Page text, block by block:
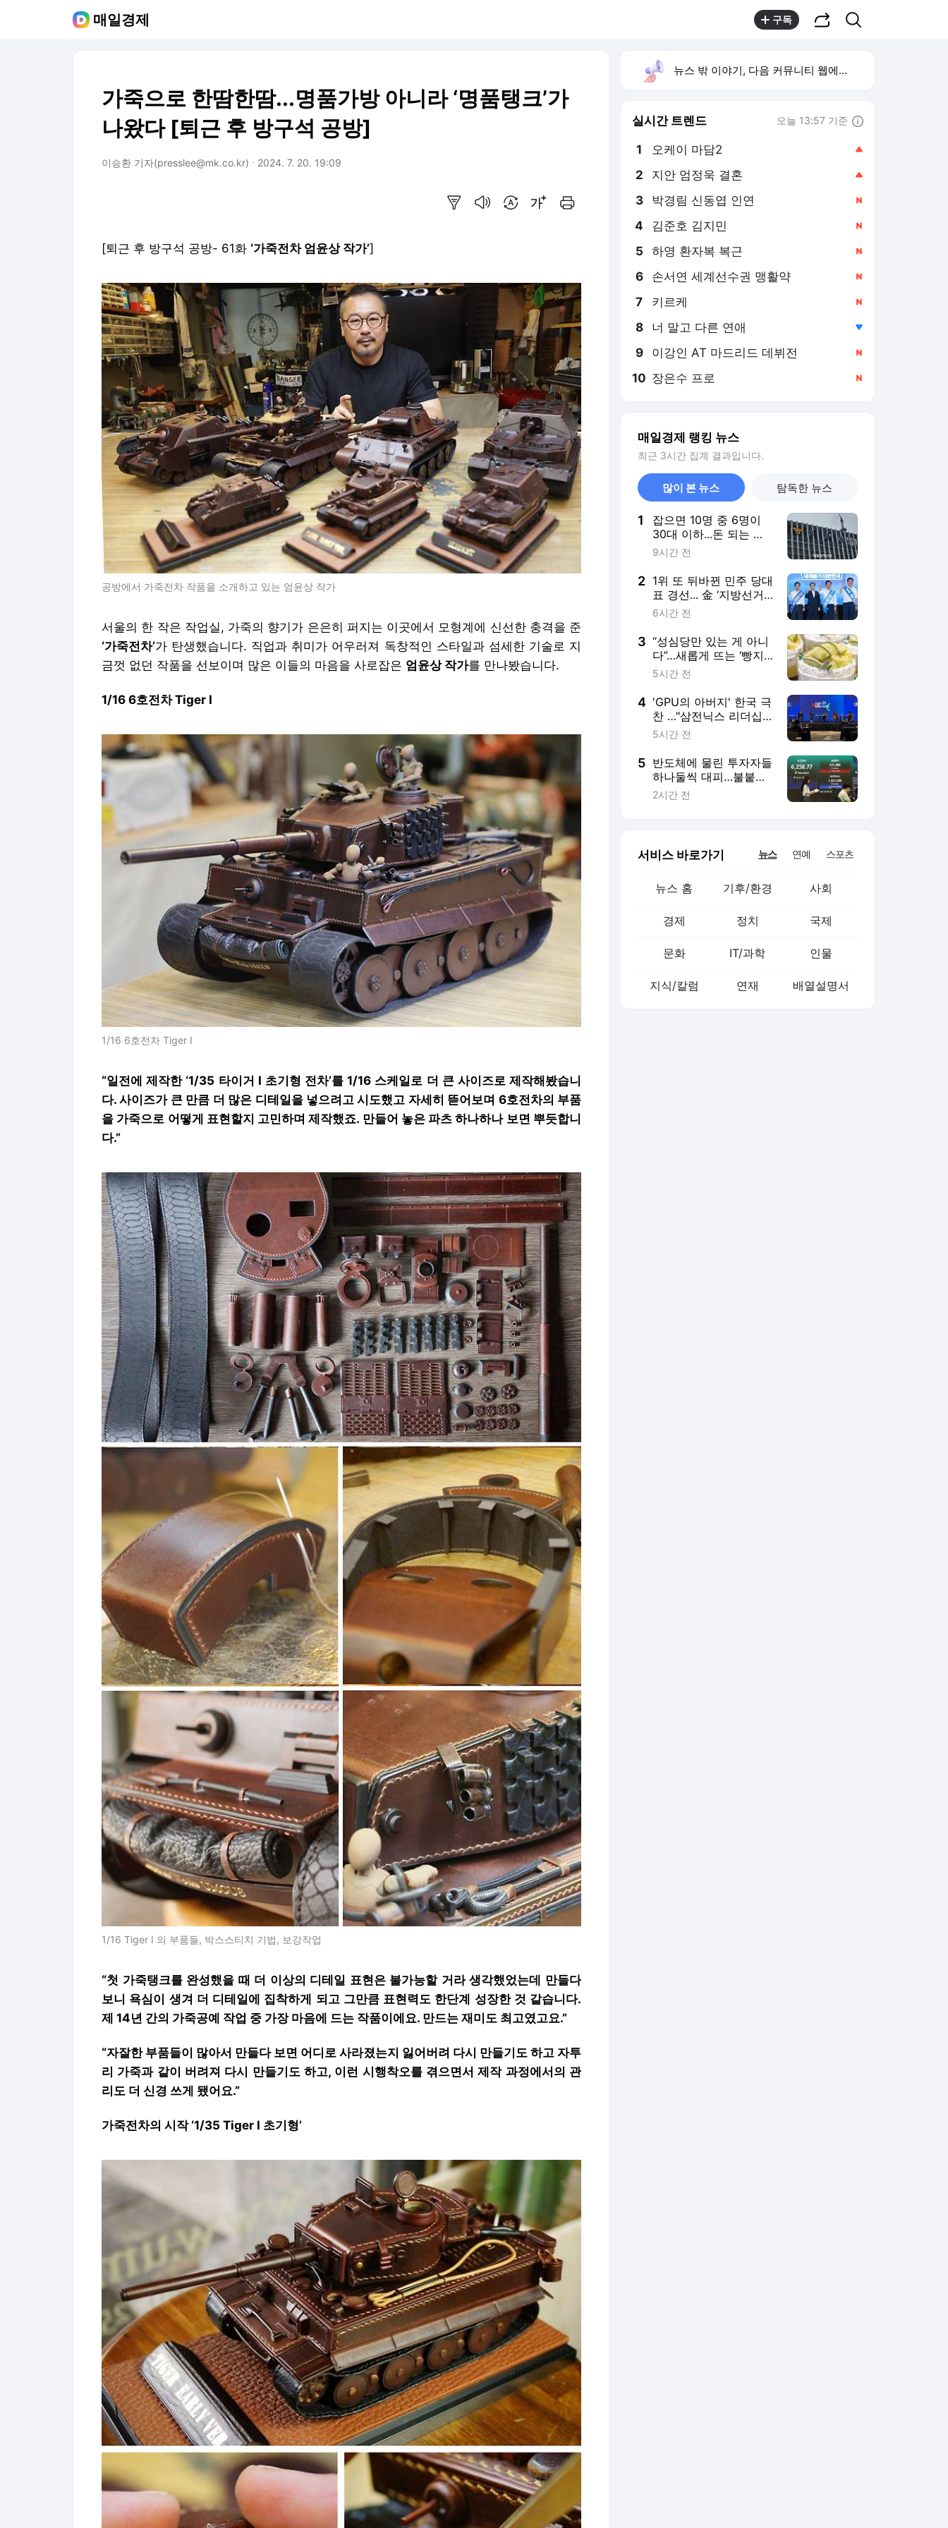
매일경제 구독
가죽으로 한땀한땀...명품가방 아니라 ‘명품탱크’가
나왔다 [퇴근 후 방구석 공방]
이승환 기자(presslee@mk.co.kr) 2024. 7. 20. 19:09
[퇴근 후 방구석 공방- 61화 ‘가죽전차 엄윤상 작가’]
공방에서 가죽전차 작품을 소개하고 있는 엄윤상 작가
서울의 한 작은 작업실, 가죽의 향기가 은은히 퍼지는 이곳에서 모형계에 신선한 충격을 준
‘가죽전차’가 탄생했습니다. 직업과 취미가 어우러져 독창적인 스타일과 섬세한 기술로 지
금껏 없던 작품을 선보이며 많은 이들의 마음을 사로잡은 엄윤상 작가를 만나봤습니다.
1/16 6호전차 Tiger I
1/16 6호전차 Tiger I
“일전에 제작한 ‘1/35 타이거 I 초기형 전차’를 1/16 스케일로 더 큰 사이즈로 제작해봤습니
다. 사이즈가 큰 만큼 더 많은 디테일을 넣으려고 시도했고 자세히 뜯어보며 6호전차의 부품
을 가죽으로 어떻게 표현할지 고민하며 제작했죠. 만들어 놓은 파츠 하나하나 보면 뿌듯합니
다.”
1/16 Tiger I 의 부품들, 박스스티치 기법, 보강작업
“첫 가죽탱크를 완성했을 때 더 이상의 디테일 표현은 불가능할 거라 생각했었는데 만들다
보니 욕심이 생겨 더 디테일에 집착하게 되고 그만큼 표현력도 한단계 성장한 것 같습니다.
제 14년 간의 가죽공예 작업 중 가장 마음에 드는 작품이에요. 만드는 재미도 최고였고요.”
“자잘한 부품들이 많아서 만들다 보면 어디로 사라졌는지 잃어버려 다시 만들기도 하고 자투
리 가죽과 같이 버려져 다시 만들기도 하고, 이런 시행착오를 겪으면서 제작 과정에서의 관
리도 더 신경 쓰게 됐어요.”
가죽전차의 시작 ‘1/35 Tiger I 초기형’
뉴스 밖 이야기, 다음 커뮤니티 웹에서 보기
실시간 트렌드 오늘 13:57 기준
1 오케이 마담2
2 지안 엄정욱 결혼
3 박경림 신동엽 인연
4 김준호 김지민
5 하영 환자복 복근
6 손서연 세계선수권 맹활약
7 키르케
8 너 말고 다른 연애
9 이강인 AT 마드리드 데뷔전
10 장은수 프로
매일경제 랭킹 뉴스
최근 3시간 집계 결과입니다.
많이 본 뉴스 탐독한 뉴스
1
잡으면 10명 중 6명이
30대 이하...돈 되는 건
전부 손대는 MZ 조폭들
9시간 전
2 1위 또 뒤바뀐 민주 당대
표 경선... 金 ‘지방선거
책임론’ vs 鄭 ‘반명 프레
6시간 전
3 “성심당만 있는 게 아니
다”…새롭게 뜨는 ‘빵지
순례’ 도시 5곳은
5시간 전
4 'GPU의 아버지' 한국 극
찬 …"삼전닉스 리더십,
AI혁명 주도"
5시간 전
5 반도체에 물린 투자자들
하나둘씩 대피…불붙은
순환매, 자금 쏠린 ETF
2시간 전
서비스 바로가기 뉴스 연예 스포츠
뉴스 홈 기후/환경 사회
경제 정치 국제
문화 IT/과학 인물
지식/칼럼 연재 배열설명서